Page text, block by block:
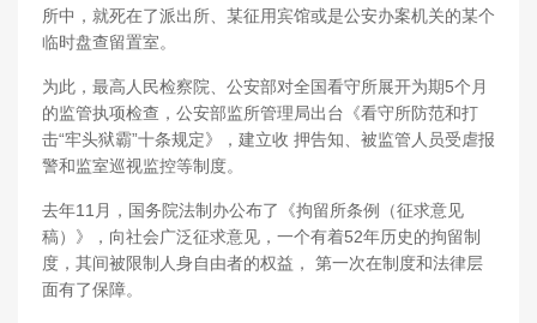
所中，就死在了派出所、某征用宾馆或是公安办案机关的某个
临时盘查留置室。
为此，最高人民检察院、公安部对全国看守所展开为期5个月
的监管执项检查，公安部监所管理局出台《看守所防范和打
击“牢头狱霸”十条规定》，建立收 押告知、被监管人员受虐报
警和监室巡视监控等制度。
去年11月，国务院法制办公布了《拘留所条例（征求意见
稿）》，向社会广泛征求意见，一个有着52年历史的拘留制
度，其间被限制人身自由者的权益， 第一次在制度和法律层
面有了保障。